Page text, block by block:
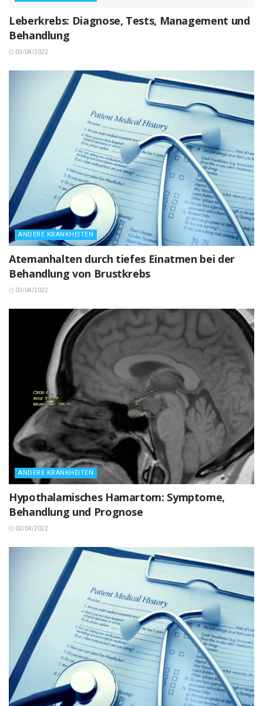
Leberkrebs: Diagnose, Tests, Management und
Behandlung
03/04/2022
ANDERE KRANKHEITEN
Atemanhalten durch tiefes Einatmen bei der
Behandlung von Brustkrebs
03/04/2022
ANDERE KRANKHEITEN
Hypothalamisches Hamartom: Symptome,
Behandlung und Prognose
02/04/2022